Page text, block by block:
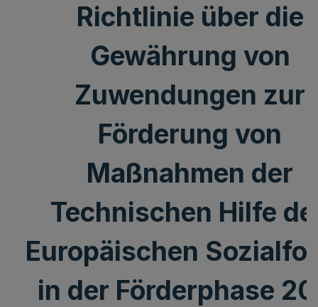
Richtlinie über die
Gewährung von
Zuwendungen zur
Förderung von
Maßnahmen der
Technischen Hilfe
Europäischen
in der Förderphase